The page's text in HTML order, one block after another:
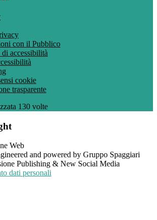
con il Pubblico
accessibilità
cookie
trasparente
130 volte
and powered by Gruppo Spaggiari
Publishing & New Social Media
dati personali